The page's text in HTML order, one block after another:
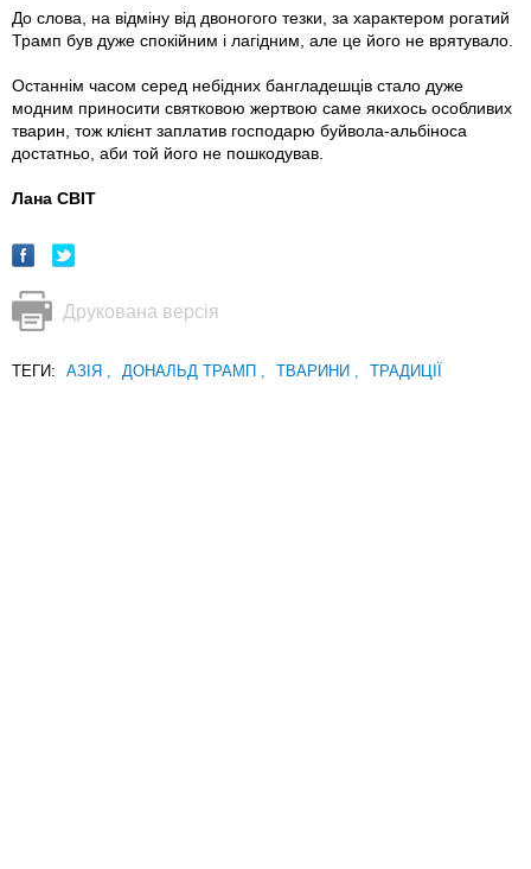
До слова, на відміну від двоногого тезки, за характером рогатий
Трамп був дуже спокійним і лагідним, але це його не врятувало.
Останнім часом серед небідних бангладешців стало дуже
модним приносити святковою жертвою саме якихось особливих
тварин, тож клієнт заплатив господарю буйвола-альбіноса
достатньо, аби той його не пошкодував.
Лана СВІТ
Друкована версія
ТЕГИ: АЗІЯ ДОНАЛЬД ТРАМП ТВАРИНИ ТРАДИЦІЇ